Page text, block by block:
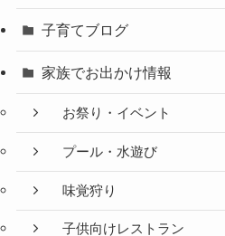
子育てブログ
家族でお出かけ情報
お祭り・イベント
プール・水遊び
味覚狩り
子供向けレストラン